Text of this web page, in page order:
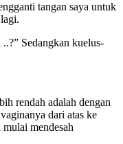
tangan saya untuk
Sedangkan kuelus-
rendah adalah dengan
dari atas ke
mendesah